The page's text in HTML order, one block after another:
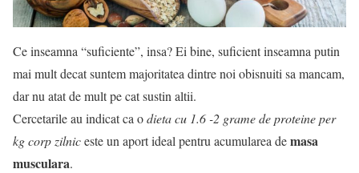
Ce inseamna “suficiente”, insa? Ei bine, suficient inseamna putin
mai mult decat suntem majoritatea dintre noi obisnuiti sa mancam,
dar nu atat de mult pe cat sustin altii.
Cercetarile au indicat ca odieta cu 1.6 -2 grame de proteine per
kg corp zilniceste un aport ideal pentru acumularea demasa
musculara.